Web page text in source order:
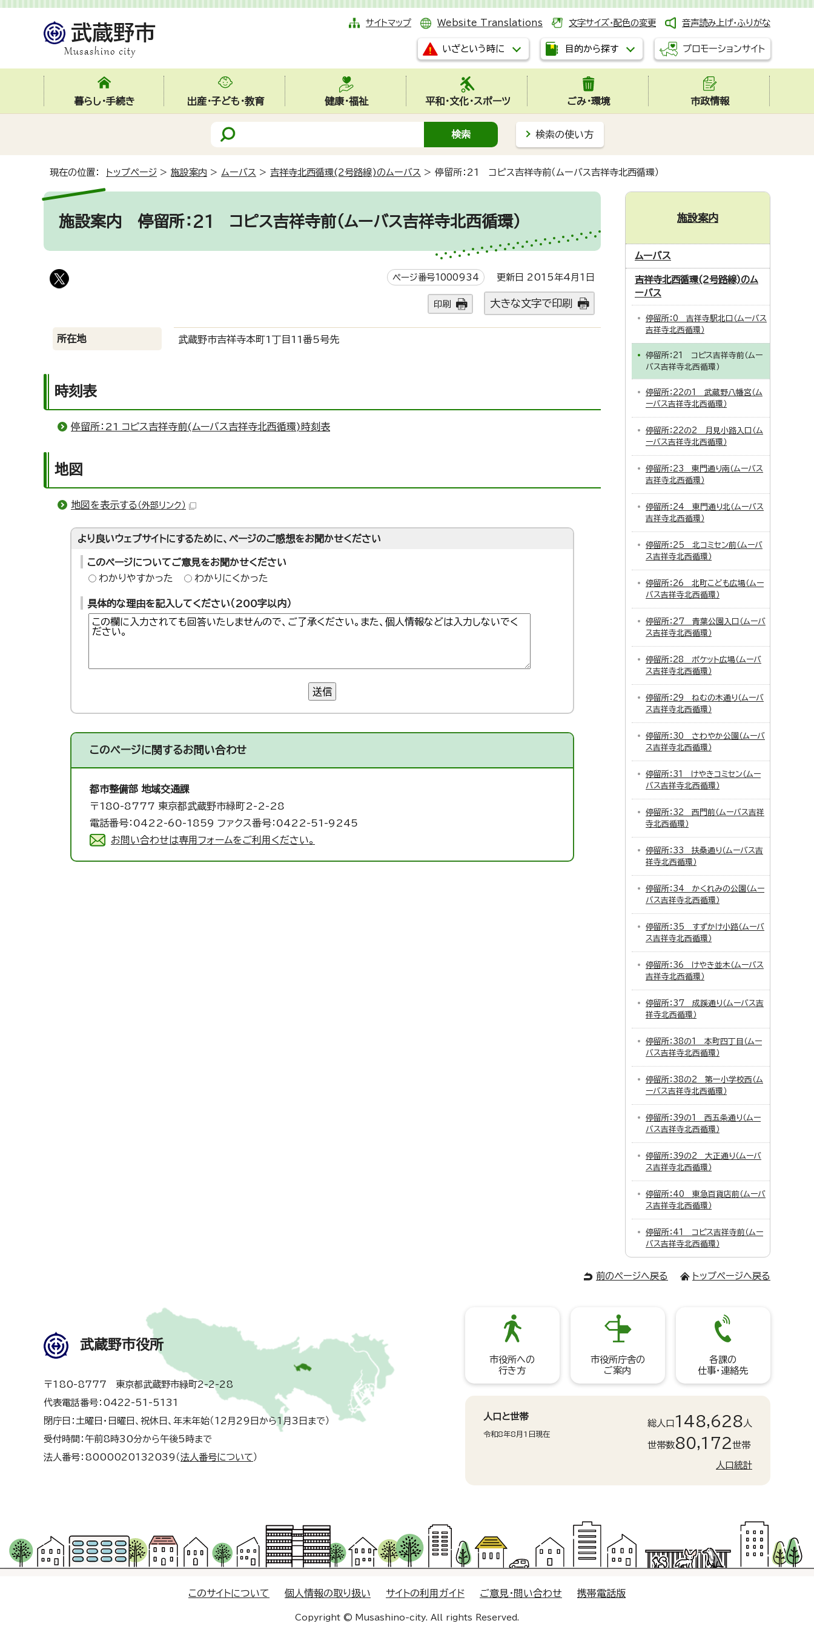
サイトマップ Website Translations 文字サイズ・配色の変更 音声読み上げ・ふりがな
いざという時に 目的から探す プロモーションサイト
暮らし・手続き 出産・子ども・教育 健康・福祉 平和・文化・スポーツ ごみ・環境 市政情報
検索の使い方
現在の位置： トップページ > 施設案内 > ムーバス > 吉祥寺北西循環(2号路線)のムーバス > 停留所：21 コピス吉祥寺前（ムーバス吉祥寺北西循環）
施設案内 停留所：21 コピス吉祥寺前（ムーバス吉祥寺北西循環）
ページ番号1000934 更新日 2015年4月1日
印刷 大きな文字で印刷
所在地 武蔵野市吉祥寺本町1丁目11番5号先
時刻表
停留所：21 コピス吉祥寺前(ムーバス吉祥寺北西循環)時刻表
地図
地図を表示する （外部リンク）
より良いウェブサイトにするために、ページのご感想をお聞かせください
このページについてご意見をお聞かせください
わかりやすかった
わかりにくかった
具体的な理由を記入してください（200字以内）
送信
このページに関するお問い合わせ
都市整備部 地域交通課
〒180-8777 東京都武蔵野市緑町2-2-28
電話番号：0422-60-1859 ファクス番号：0422-51-9245
お問い合わせは専用フォームをご利用ください。
施設案内
ムーバス
吉祥寺北西循環(2号路線)のム
ーバス
停留所：0 吉祥寺駅北口（ムーバス
吉祥寺北西循環）
停留所：21 コピス吉祥寺前（ムー
バス吉祥寺北西循環）
停留所：22の1 武蔵野八幡宮（ム
ーバス吉祥寺北西循環）
停留所：22の2 月見小路入口（ム
ーバス吉祥寺北西循環）
停留所：23 東門通り南（ムーバス
吉祥寺北西循環）
停留所：24 東門通り北（ムーバス
吉祥寺北西循環）
停留所：25 北コミセン前（ムーバ
ス吉祥寺北西循環）
停留所：26 北町こども広場（ムー
バス吉祥寺北西循環）
停留所：27 青葉公園入口（ムーバ
ス吉祥寺北西循環）
停留所：28 ポケット広場（ムーバ
ス吉祥寺北西循環）
停留所：29 ねむの木通り（ムーバ
ス吉祥寺北西循環）
停留所：30 さわやか公園（ムーバ
ス吉祥寺北西循環）
停留所：31 けやきコミセン（ムー
バス吉祥寺北西循環）
停留所：32 西門前（ムーバス吉祥
寺北西循環）
停留所：33 扶桑通り（ムーバス吉
祥寺北西循環）
停留所：34 かくれみの公園（ムー
バス吉祥寺北西循環）
停留所：35 すずかけ小路（ムーバ
ス吉祥寺北西循環）
停留所：36 けやき並木（ムーバス
吉祥寺北西循環）
停留所：37 成蹊通り（ムーバス吉
祥寺北西循環）
停留所：38の1 本町四丁目（ムー
バス吉祥寺北西循環）
停留所：38の2 第一小学校西（ム
ーバス吉祥寺北西循環）
停留所：39の1 西五条通り（ムー
バス吉祥寺北西循環）
停留所：39の2 大正通り（ムーバ
ス吉祥寺北西循環）
停留所：40 東急百貨店前（ムーバ
ス吉祥寺北西循環）
停留所：41 コピス吉祥寺前（ムー
バス吉祥寺北西循環）
前のページへ戻る トップページへ戻る
武蔵野市役所
〒180-8777 東京都武蔵野市緑町2-2-28
代表電話番号：0422-51-5131
閉庁日：土曜日・日曜日、祝休日、年末年始（12月29日から1月3日まで）
受付時間：午前8時30分から午後5時まで
法人番号：8000020132039（ 法人番号について ）
市役所への
行き方
市役所庁舎の
ご案内
各課の
仕事・連絡先
人口と世帯
令和8年8月1日現在
総人口 148,628 人
世帯数80,172世帯
人口統計
このサイトについて 個人情報の取り扱い サイトの利用ガイド ご意見・問い合わせ 携帯電話版
Copyright © Musashino-city. All rights Reserved.